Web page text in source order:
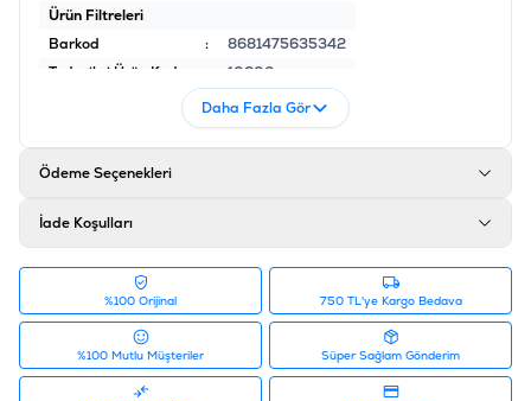
Ürün Filtreleri
Barkod
:
8681475635342
Tedarikçi Ürün Kodu
10600
Daha Fazla Gör
Ödeme Seçenekleri
İade Koşulları
%100 Orijinal 750 TL'ye Kargo Bedava
%100 Mutlu Müşteriler Süper Sağlam Gönderim